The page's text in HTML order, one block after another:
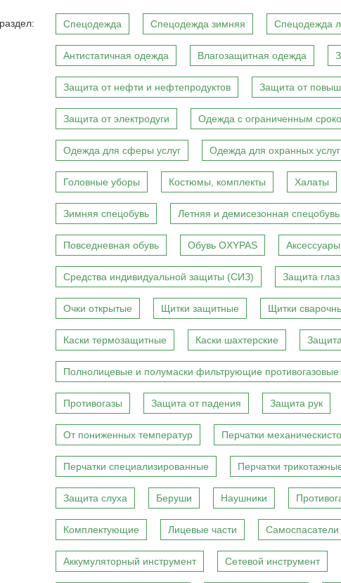
Спецодежда Спецодежда зимняя Спецодежда
Антистатичная одежда Влагозащитная одежда
Защита от нефти и нефтепродуктов Защита от
Защита от электродуги Одежда с ограниченным
Одежда для сферы услуг Одежда для охранных услуг
Головные уборы Костюмы, комплекты Халаты
Зимняя спецобувь Летняя и демисезонная спецобувь
Повседневная обувь Обувь OXYPAS Аксессуары
Средства индивидуальной защиты (СИЗ) Защита
Очки открытые Щитки защитные Щитки
Каски термозащитные Каски шахтерские
Полнолицевые и полумаски фильтрующие противогазовые
Противогазы Защита от падения Защита рук
От пониженных температур Перчатки
Перчатки специализированные Перчатки
Защита слуха Беруши Наушники
Комплектующие Лицевые части Самоспасатели
Аккумуляторный инструмент Сетевой инструмент